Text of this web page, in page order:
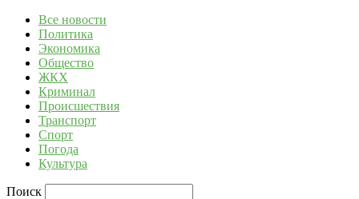
Все новости
Политика
Экономика
Общество
ЖКХ
Криминал
Происшествия
Транспорт
Спорт
Погода
Культура
Поиск